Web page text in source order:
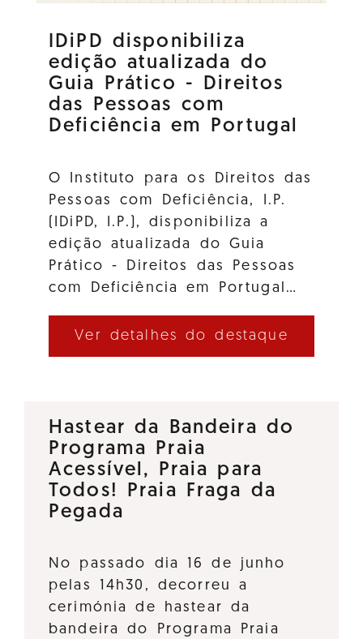
IDiPD disponibiliza
edição atualizada do
Guia Prático - Direitos
das Pessoas com
Deficiência em Portugal
O Instituto para os Direitos das
Pessoas com Deficiência, I.P.
(IDiPD, I.P.), disponibiliza a
edição atualizada do Guia
Prático - Direitos das Pessoas
com Deficiência em Portugal…
Ver detalhes do destaque
Hastear da Bandeira do
Programa Praia
Acessível, Praia para
Todos! Praia Fraga da
Pegada
No passado dia 16 de junho
pelas 14h30, decorreu a
cerimónia de hastear da
bandeira do Programa Praia